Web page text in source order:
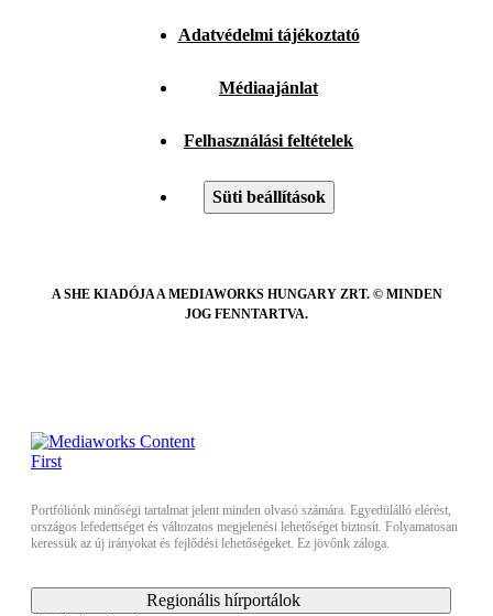
Adatvédelmi tájékoztató
Médiaajánlat
Felhasználási feltételek
Süti beállítások
A SHE KIADÓJA A MEDIAWORKS HUNGARY ZRT. © MINDEN
JOG FENNTARTVA.
Portfóliónk minőségi tartalmat jelent minden olvasó számára. Egyedülálló elérést,
országos lefedettséget és változatos megjelenési lehetőséget biztosít. Folyamatosan
keressük az új irányokat és fejlődési lehetőségeket. Ez jövőnk záloga.
Regionális hírportálok